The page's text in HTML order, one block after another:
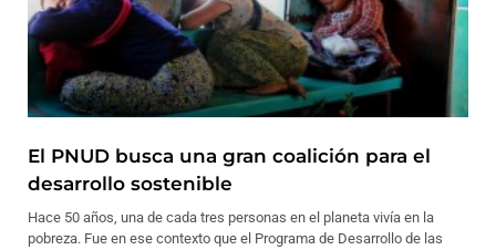
El PNUD busca una gran coalición para el
desarrollo sostenible
Hace 50 años, una de cada tres personas en el planeta vivía en la
pobreza. Fue en ese contexto que el Programa de Desarrollo de las